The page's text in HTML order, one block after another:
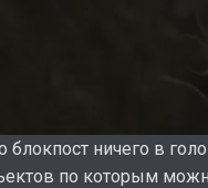
блокпост ничего в
по которым